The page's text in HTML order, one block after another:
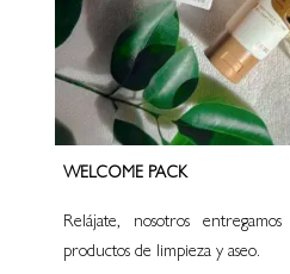
WELCOME PACK
Relájate, nosotros
productos de limpieza y aseo.